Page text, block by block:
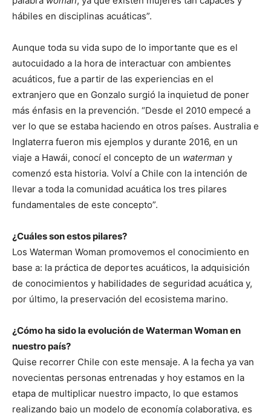
hábiles en disciplinas acuáticas”.
Aunque toda su vida supo de lo importante que es el
autocuidado a la hora de interactuar con ambientes
acuáticos, fue a partir de las experiencias en el
extranjero que en Gonzalo surgió la inquietud de poner
más énfasis en la prevención. “Desde el 2010 empecé a
ver lo que se estaba haciendo en otros países. Australia e
Inglaterra fueron mis ejemplos y durante 2016, en un
viaje a Hawái, conocí el concepto de un waterman y
comenzó esta historia. Volví a Chile con la intención de
llevar a toda la comunidad acuática los tres pilares
fundamentales de este concepto”.
¿Cuáles son estos pilares?
Los Waterman Woman promovemos el conocimiento en
base a: la práctica de deportes acuáticos, la adquisición
de conocimientos y habilidades de seguridad acuática y,
por último, la preservación del ecosistema marino.
¿Cómo ha sido la evolución de Waterman Woman en
nuestro país?
Quise recorrer Chile con este mensaje. A la fecha ya van
novecientas personas entrenadas y hoy estamos en la
etapa de multiplicar nuestro impacto, lo que estamos
realizando bajo un modelo de economía colaborativa, es